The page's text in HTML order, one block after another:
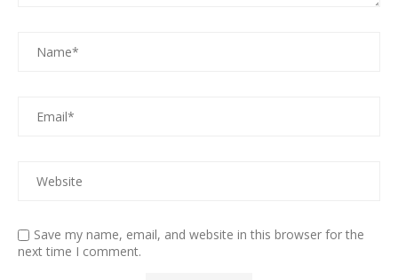
Save my name, email, and website in this browser for the
next time I comment.